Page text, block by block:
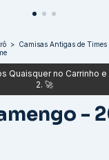
> Camisas Antigas de Times
-